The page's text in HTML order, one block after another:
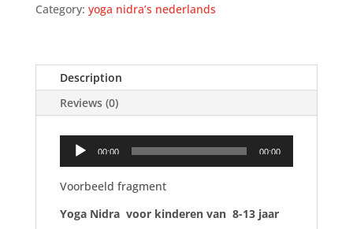
13
quantity
Category: yoga nidra’s nederlands
Description
Reviews (0)
Audio
Player
00:00 00:00
Voorbeeld fragment
Yoga Nidra voor kinderen van 8-13 jaar